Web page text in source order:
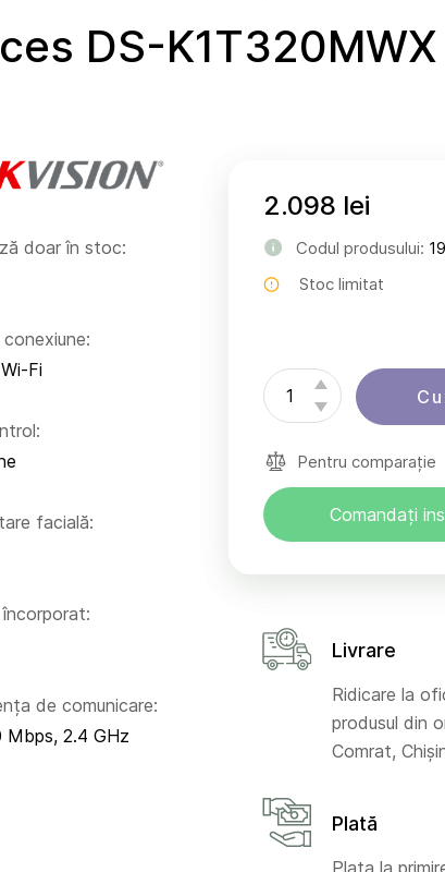
DS-K1T320MWX
doar în stoc:
Fi
facială:
de comunicare:
Mbps, 2.4 GHz
2.098 lei
Codul produsului:
Stoc limitat
Pentru comparație
Comandați
Livrare
Ridicare la
produsul din
Comrat,
Plată
Plata la